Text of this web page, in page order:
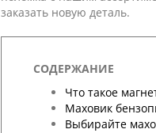
заказать новую деталь.
СОДЕРЖАНИЕ
Что такое
Маховик
Выбирайте